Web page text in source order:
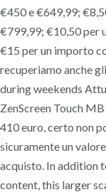
€450 e €649,99;
€799,99; €10,50 per
€15 per un importo
recuperiamo anche
during weekends
ZenScreen Touch
410 euro, certo non
sicuramente un
acquisto. In addition
content, this larger